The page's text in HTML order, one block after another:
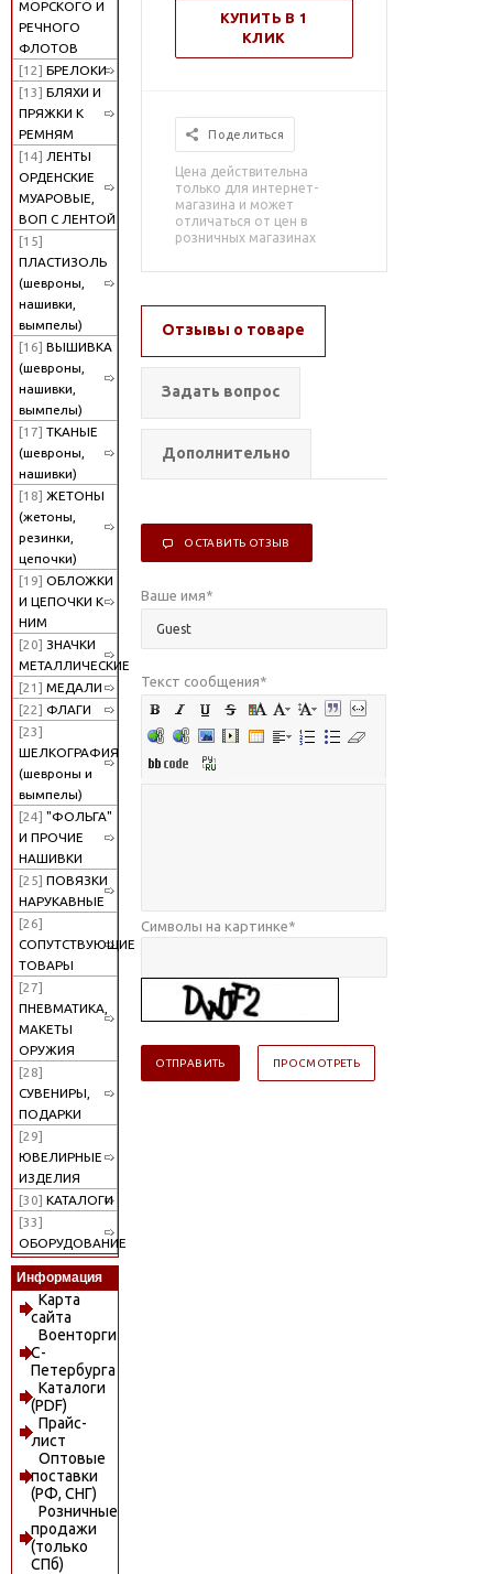
МОРСКОГО И
РЕЧНОГО
ФЛОТОВ
[12] БРЕЛОКИ
[13] БЛЯХИ И
ПРЯЖКИ К
РЕМНЯМ
[14] ЛЕНТЫ
ОРДЕНСКИЕ
МУАРОВЫЕ,
ВОП С ЛЕНТОЙ
[15]
ПЛАСТИЗОЛЬ
(шевроны,
нашивки,
вымпелы)
[16] ВЫШИВКА
(шевроны,
нашивки,
вымпелы)
[17] ТКАНЫЕ
(шевроны,
нашивки)
[18] ЖЕТОНЫ
(жетоны,
резинки,
цепочки)
[19] ОБЛОЖКИ
И ЦЕПОЧКИ К
НИМ
[20] ЗНАЧКИ
МЕТАЛЛИЧЕСКИЕ
[21] МЕДАЛИ
[22] ФЛАГИ
[23]
ШЕЛКОГРАФИЯ
(шевроны и
вымпелы)
[24] "ФОЛЬГА"
И ПРОЧИЕ
НАШИВКИ
[25] ПОВЯЗКИ
НАРУКАВНЫЕ
[26]
СОПУТСТВУЮЩИЕ
ТОВАРЫ
[27]
ПНЕВМАТИКА,
МАКЕТЫ
ОРУЖИЯ
[28]
СУВЕНИРЫ,
ПОДАРКИ
[29]
ЮВЕЛИРНЫЕ
ИЗДЕЛИЯ
[30] КАТАЛОГИ
[33]
ОБОРУДОВАНИЕ
Информация
Карта
сайта
Военторги
С-
Петербурга
Каталоги
(PDF)
Прайс-
лист
Оптовые
поставки
(РФ, СНГ)
Розничные
продажи
(только
СПб)
КУПИТЬ В 1
КЛИК
Поделиться
Цена действительна
только для интернет-
магазина и может
отличаться от цен в
розничных магазинах
Отзывы о товаре
Задать вопрос
Дополнительно
ОСТАВИТЬ ОТЗЫВ
Ваше имя*
Текст сообщения*
Символы на картинке*